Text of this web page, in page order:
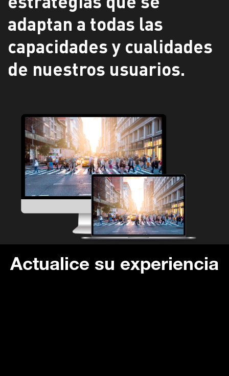
adaptan a todas las
capacidades y cualidades
de nuestros usuarios.
Actualice su experiencia